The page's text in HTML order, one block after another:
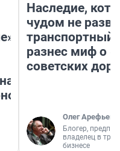
Наследие,
чудом не
транспортный
разнес миф о
советских
Олег Арефьев
Блогер,
владелец в
бизнесе